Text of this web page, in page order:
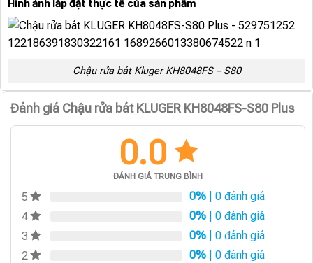
Hình ảnh lắp đặt thực tế của sản phẩm
Chậu rửa bát Kluger KH8048FS – S80
Đánh giá Chậu rửa bát KLUGER KH8048FS-S80 Plus
0.0
ĐÁNH GIÁ TRUNG BÌNH
5 0% | 0 đánh giá
4
0% | 0 đánh giá
3
0% | 0 đánh giá
2
0% | 0 đánh giá